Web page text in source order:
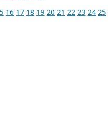
16 17 18 19 20 21 22 23 24 25